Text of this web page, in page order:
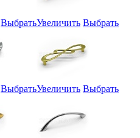
ВыбратьУвеличить Выбрать
ВыбратьУвеличить Выбрать